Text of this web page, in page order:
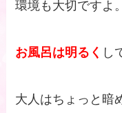
環境も大切ですよ。
お風呂は明るく し
大人はちょっと暗